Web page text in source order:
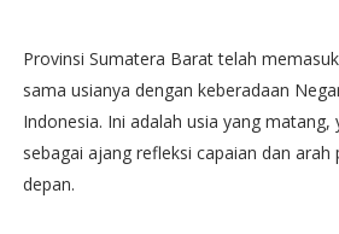
Provinsi Sumatera Barat telah
sama usianya dengan keberadaan
Indonesia. Ini adalah usia yang
sebagai ajang refleksi capaian dan arah
depan.